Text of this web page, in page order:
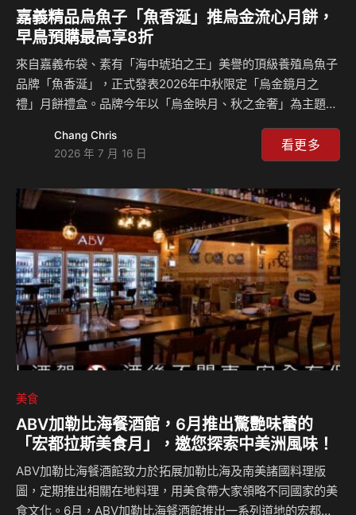
嘉義精品烏魚子「魚香涎」推烏金流心月餅，
早鳥預購最高享8折
來自嘉義布袋、素有「海中琥珀之王」美譽的頂級養殖烏魚子
品牌「魚香涎」，正式發表2026年中秋限定「烏金鏡月之
禮」月餅禮盒。品牌今年以「烏金映月、秋之金奢」為主題，
於官方網站及全台指定通路限量開賣，8月15日前預訂最高可
享8折早鳥優惠。 益生菌生態養殖 淬鍊50道工序的頂級「海
心理念，從源頭落實精品美學。品牌導入海水養殖系統，並透
過益生菌優化水質環境，為嘉義布袋的魚塭建立健康穩定的生
態循環。每尾烏魚皆需歷經二至三年的漫長養殖期，採收後更
必須通過掌握鮮度、遵循古法的50道專業工序製作，方能成…
Chang Chris
2026 年 7 月 16 日
看更多
美食
ABV加勒比海餐酒館，6月推出驚艷味蕾的
「宏都拉斯美食月」，邀您探索中美洲風味！
ABV加勒比海餐酒館致力於拓展加勒比海及南美諸國料理版
圖，定期推出相關在地料理，用美食帶大家領略不同國家的美
食文化。6月，ABV加勒比海餐酒館推出一系列道地的宏都拉